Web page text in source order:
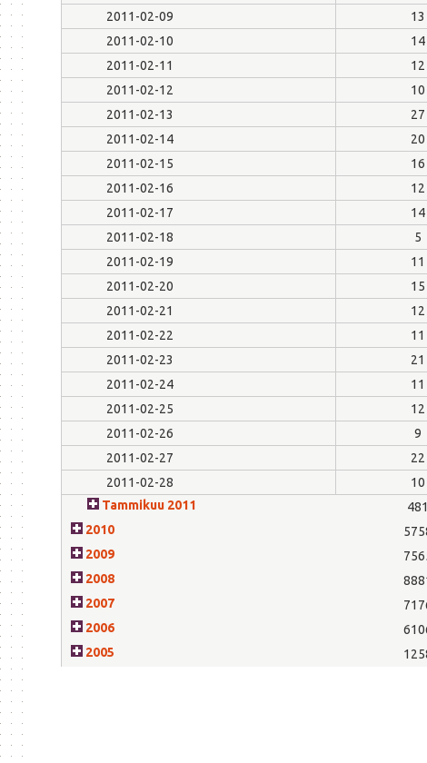
2011-02-09
13
2011-02-10
14
2011-02-11
12
2011-02-12
10
2011-02-13
27
2011-02-14
20
2011-02-15
16
2011-02-16
12
2011-02-17
14
2011-02-18
5
2011-02-19
11
2011-02-20
15
2011-02-21
12
2011-02-22
11
2011-02-23
21
2011-02-24
11
2011-02-25
12
2011-02-26
9
2011-02-27
22
2011-02-28
10
Tammikuu 2011
481
2010
2009
2008
2007
2006
2005